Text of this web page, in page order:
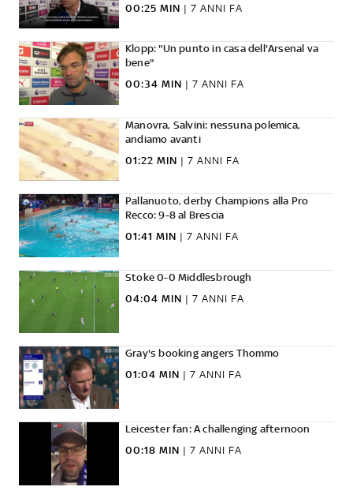
00:25 MIN | 7 ANNI FA
Klopp: "Un punto in casa dell'Arsenal va
bene"
00:34 MIN | 7 ANNI FA
Manovra, Salvini: nessuna polemica,
andiamo avanti
01:22 MIN | 7 ANNI FA
Pallanuoto, derby Champions alla Pro
Recco: 9-8 al Brescia
01:41 MIN | 7 ANNI FA
Stoke 0-0 Middlesbrough
04:04 MIN | 7 ANNI FA
Gray's booking angers Thommo
01:04 MIN | 7 ANNI FA
Leicester fan: A challenging afternoon
00:18 MIN | 7 ANNI FA